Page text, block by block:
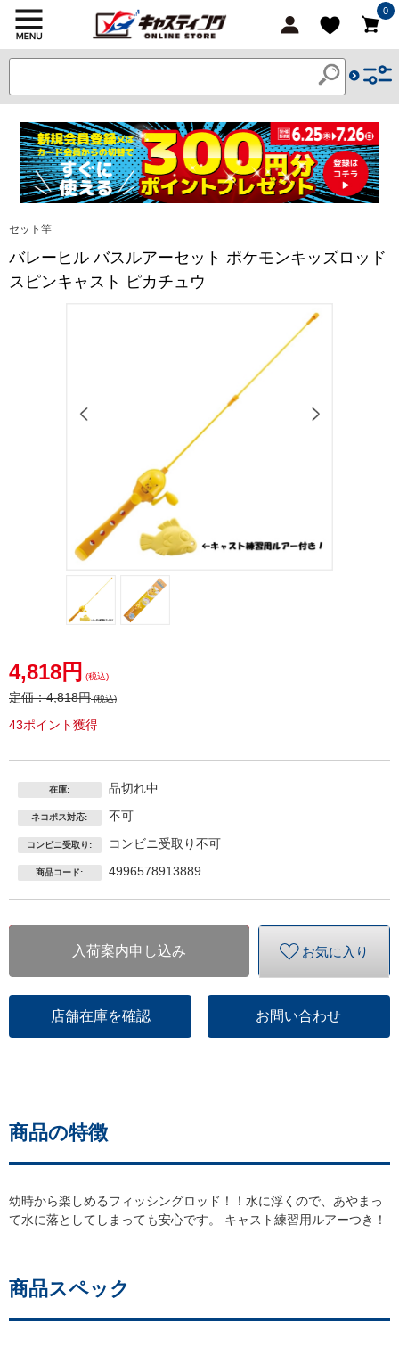
0
セット竿
バレーヒル バスルアーセット ポケモンキッズロッド
スピンキャスト ピカチュウ
4,818円 (税込)
定価：4,818円(税込)
43ポイント獲得
在庫: 品切れ中
ネコポス対応: 不可
コンビニ受取り: コンビニ受取り不可
商品コード: 4996578913889
入荷案内申し込み お気に入り
店舗在庫を確認 お問い合わせ
商品の特徴
幼時から楽しめるフィッシングロッド！！水に浮くので、あやまっ
て水に落としてしまっても安心です。 キャスト練習用ルアーつき！
商品スペック